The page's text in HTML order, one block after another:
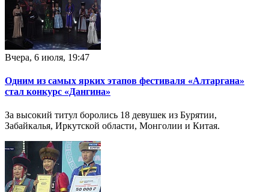
Вчера, 6 июля, 19:47
Одним из самых ярких этапов фестиваля «Алтаргана»
стал конкурс «Дангина»
За высокий титул боролись 18 девушек из Бурятии,
Забайкалья, Иркутской области, Монголии и Китая.